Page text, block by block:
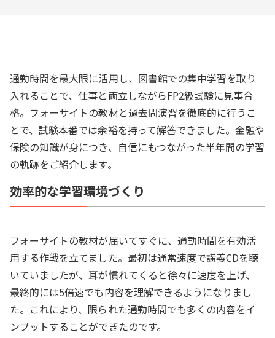
通勤時間を最大限に活用し、図書館での集中学習を取り
入れることで、仕事と両立しながらFP2級試験に見事合
格。フォーサイトの教材と過去問演習を徹底的に行うこ
とで、試験本番では余裕を持って解答できました。金融や
保険の知識が身につき、自信にもつながった半年間の学習
の軌跡をご紹介します。
効率的な学習環境づくり
フォーサイトの教材が届いてすぐに、通勤時間を有効活
用する作戦を立てました。最初は通常速度で講義CDを聴
いていましたが、耳が慣れてくると徐々に速度を上げ、
最終的には5倍速でも内容を理解できるようになりまし
た。これにより、限られた通勤時間でも多くの内容をイ
ンプットすることができたのです。